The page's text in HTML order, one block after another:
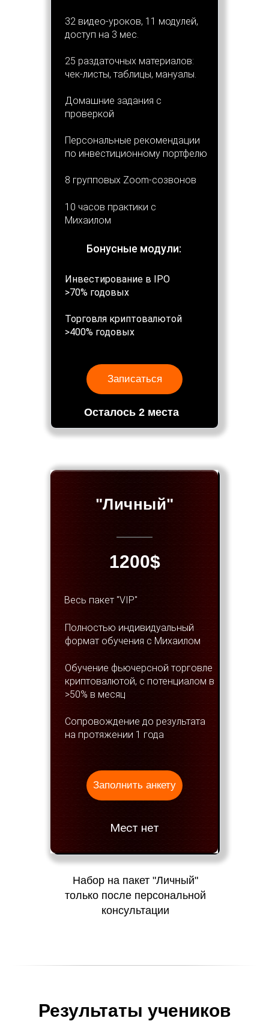
"В июле 2020 я создал новый
основываясь исключительно на
тех рекомендациях которые я
даю на курсе".
"Личный"
1200$
25 раздаточных материалов:
чек-листы, таблицы, мануалы.
Весь пакет "VIP"
32 видео-уроков, 11 модулей,
доступ на 3 мес.
8 групповых Zoom-cозвонов
10 часов практики с
Михаилом
Бонусные модули:
Инвестирование в IPO
>70% годовых
Торговля криптовалютой
>400% годовых
Домашние задания с
проверкой
Сопровождение до результата
на протяжении 1 года
Полностью индивидуальный
формат обучения с Михаилом
Обучение фьючерсной торговле
криптовалютой, с потенциалом в
>50% в месяц
Набор на пакет "Личный"
только после персональной
консультации
Мест нет
Заполнить анкету
Записаться
Персональные рекомендации
по инвестиционному портфелю
Осталось 2 места
Результаты учеников